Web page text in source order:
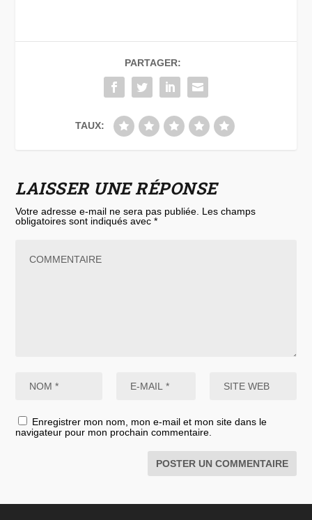
PARTAGER:
TAUX:
LAISSER UNE RÉPONSE
Votre adresse e-mail ne sera pas publiée. Les champs
obligatoires sont indiqués avec*
Enregistrer mon nom, mon e-mail et mon site dans le
navigateur pour mon prochain commentaire.